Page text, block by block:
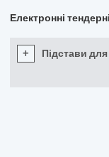
Електронні
+ Підстави для